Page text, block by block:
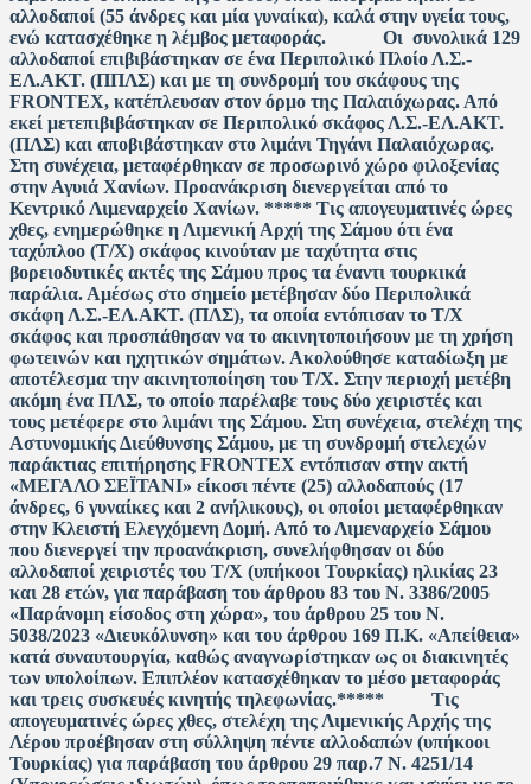
αλλοδαποί (55 άνδρες και μία γυναίκα), καλά στην υγεία τους,
ενώ κατασχέθηκε η λέμβος μεταφοράς. Οι συνολικά 129
αλλοδαποί επιβιβάστηκαν σε ένα Περιπολικό Πλοίο Λ.Σ.-
ΕΛ.ΑΚΤ. (ΠΠΛΣ) και με τη συνδρομή του σκάφους της
FRONTEX, κατέπλευσαν στον όρμο της Παλαιόχωρας. Από
εκεί μετεπιβιβάστηκαν σε Περιπολικό σκάφος Λ.Σ.-ΕΛ.ΑΚΤ.
(ΠΛΣ) και αποβιβάστηκαν στο λιμάνι Τηγάνι Παλαιόχωρας.
Στη συνέχεια, μεταφέρθηκαν σε προσωρινό χώρο φιλοξενίας
στην Αγυιά Χανίων. Προανάκριση διενεργείται από το
Κεντρικό Λιμεναρχείο Χανίων. ***** Τις απογευματινές ώρες
χθες, ενημερώθηκε η Λιμενική Αρχή της Σάμου ότι ένα
ταχύπλοο (Τ/Χ) σκάφος κινούταν με ταχύτητα στις
βορειοδυτικές ακτές της Σάμου προς τα έναντι τουρκικά
παράλια. Αμέσως στο σημείο μετέβησαν δύο Περιπολικά
σκάφη Λ.Σ.-ΕΛ.ΑΚΤ. (ΠΛΣ), τα οποία εντόπισαν το Τ/Χ
σκάφος και προσπάθησαν να το ακινητοποιήσουν με τη χρήση
φωτεινών και ηχητικών σημάτων. Ακολούθησε καταδίωξη με
αποτέλεσμα την ακινητοποίηση του Τ/Χ. Στην περιοχή μετέβη
ακόμη ένα ΠΛΣ, το οποίο παρέλαβε τους δύο χειριστές και
τους μετέφερε στο λιμάνι της Σάμου. Στη συνέχεια, στελέχη της
Αστυνομικής Διεύθυνσης Σάμου, με τη συνδρομή στελεχών
παράκτιας επιτήρησης FRONTEX εντόπισαν στην ακτή
«ΜΕΓΑΛΟ ΣΕΪΤΑΝΙ» είκοσι πέντε (25) αλλοδαπούς (17
άνδρες, 6 γυναίκες και 2 ανήλικους), οι οποίοι μεταφέρθηκαν
στην Κλειστή Ελεγχόμενη Δομή. Από το Λιμεναρχείο Σάμου
που διενεργεί την προανάκριση, συνελήφθησαν οι δύο
αλλοδαποί χειριστές του Τ/Χ (υπήκοοι Τουρκίας) ηλικίας 23
και 28 ετών, για παράβαση του άρθρου 83 του Ν. 3386/2005
«Παράνομη είσοδος στη χώρα», του άρθρου 25 του Ν.
5038/2023 «Διευκόλυνση» και του άρθρου 169 Π.Κ. «Απείθεια»
κατά συναυτουργία, καθώς αναγνωρίστηκαν ως οι διακινητές
των υπολοίπων. Επιπλέον κατασχέθηκαν το μέσο μεταφοράς
και τρεις συσκευές κινητής τηλεφωνίας.*****
Τις
απογευματινές ώρες χθες, στελέχη της Λιμενικής Αρχής της
Λέρου προέβησαν στη σύλληψη πέντε αλλοδαπών (υπήκοοι
Τουρκίας) για παράβαση του άρθρου 29 παρ.7 Ν. 4251/14